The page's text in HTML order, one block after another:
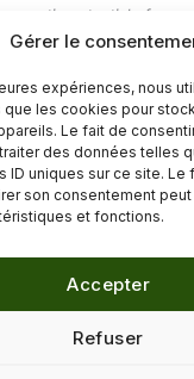
Gérer le
expériences, nous
les cookies pour
Le fait de
des données telles
ID uniques sur ce site. Le
son consentement
et fonctions.
Accepter
Refuser
potential of
Transactions of the
anses.fr
(2022).Les Français